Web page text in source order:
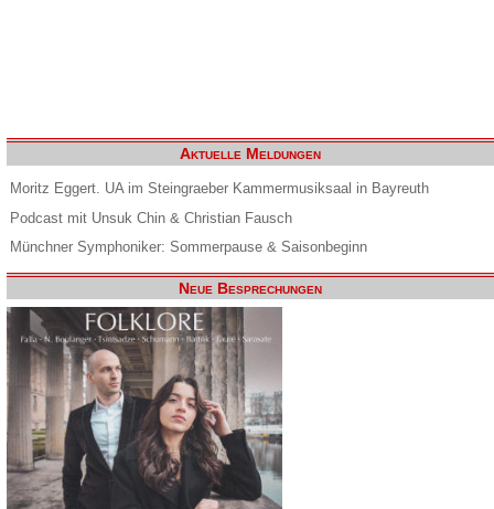
Aktuelle Meldungen
Moritz Eggert. UA im Steingraeber Kammermusiksaal in Bayreuth
Podcast mit Unsuk Chin & Christian Fausch
Münchner Symphoniker: Sommerpause & Saisonbeginn
Neue Besprechungen